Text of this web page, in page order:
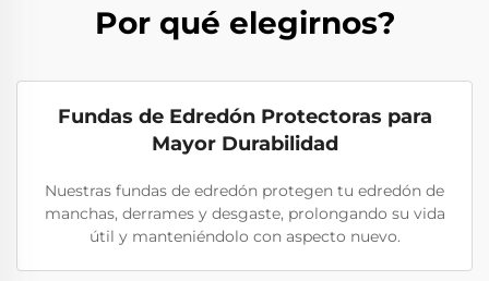
Por qué elegirnos?
Fundas de Edredón Protectoras para
Mayor Durabilidad
Nuestras fundas de edredón protegen tu edredón de
manchas, derrames y desgaste, prolongando su vida
útil y manteniéndolo con aspecto nuevo.